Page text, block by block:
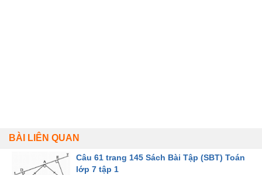
BÀI LIÊN QUAN
Câu 61 trang 145 Sách Bài Tập (SBT) Toán
lớp 7 tập 1